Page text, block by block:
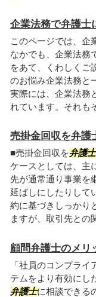
企業法務で弁護士
このページでは、企
なかでも、企業法務
をあて、くわしくご
のお悩み企業法務と
実際には、企業法務
れています。それも
売掛金回収を弁護
■売掛金回収を弁護士
ケースとしては、主
先が通常通り事業を
延ばしにしたりして
約に基づきしっかり
ますが、取引先との
顧問弁護士のメリ
「社員のコンプラ
テムをより有効にし
弁護士に相談できる